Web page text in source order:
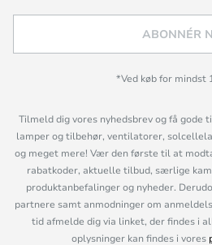
ABONNÉR
*Ved køb for mindst
Tilmeld dig vores nyhedsbrev og få gode
lamper og tilbehør, ventilatorer,
og meget mere! Vær den første til at
rabatkoder, aktuelle tilbud, særlige
produktanbefalinger og nyheder.
partnere samt anmodninger om
tid afmelde dig via linket, der findes i
oplysninger kan findes i vores